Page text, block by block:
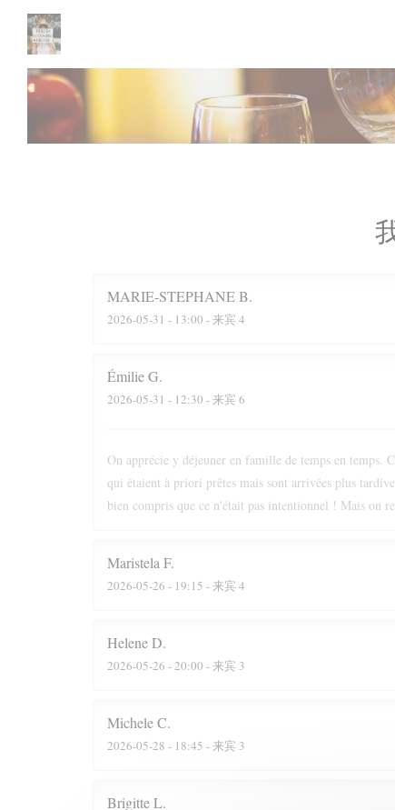
Cookie管理面板
MARIE-STEPHANEB
2026-05-31 - 13:00 - 来宾 4
ÉmilieG
2026-05-31 - 12:30 - 来宾 6
On apprécie y déjeuner en famille de temps en temps.
qui étaient à priori prêtes mais sont arrivées plus
bien compris que ce n'était pas intentionnel ! Mais on
Maristela F
2026-05-26 - 19:15 - 来宾 4
HeleneD
2026-05-26 - 20:00 - 来宾 3
MicheleC
2026-05-28 - 18:45 - 来宾 3
BrigitteL